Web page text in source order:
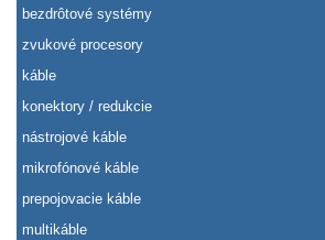
bezdrôtové systémy
zvukové procesory
káble
konektory / redukcie
nástrojové káble
mikrofónové káble
prepojovacie káble
multikáble